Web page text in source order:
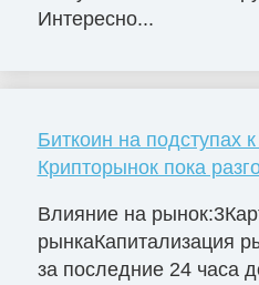
Интересно...
Биткоин на подступах
Крипторынок пока
Влияние на
рынкаКапитализация
за последние 24 часа